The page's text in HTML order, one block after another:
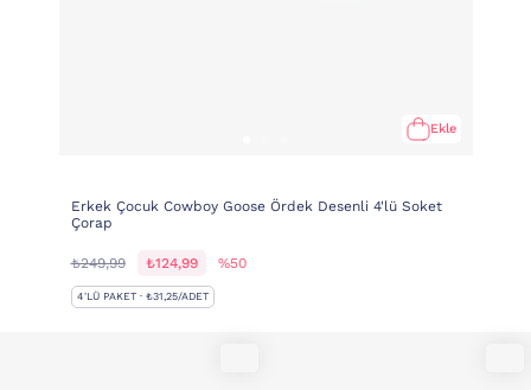
Ekle
Erkek Çocuk Cowboy Goose Ördek Desenli 4'lü Soket
Çorap
₺249,99 ₺124,99 %50
4'LÜ PAKET · ₺31,25/ADET